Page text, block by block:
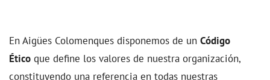
En Aigües Colomenques disponemos de un Código
Ético que define los valores de nuestra organización,
constituyendo una referencia en todas nuestras